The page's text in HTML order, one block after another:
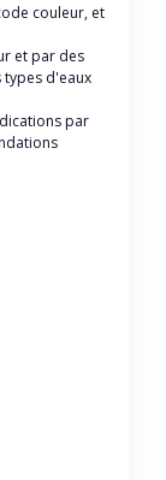
couleur, et
et par des
d'eaux
par